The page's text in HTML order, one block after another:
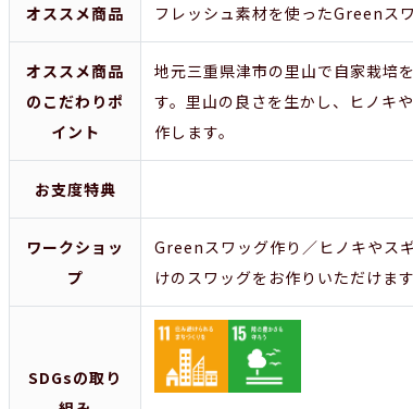
オススメ商品 フレッシュ素材を使ったGreenス
オススメ商品
のこだわりポ
イント
地元三重県津市の里山で自家栽培
す。里山の良さを生かし、ヒノキ
作します。
お支度特典
ワークショッ
プ
Greenスワッグ作り／ヒノキやス
けのスワッグをお作りいただけま
SDGsの取り